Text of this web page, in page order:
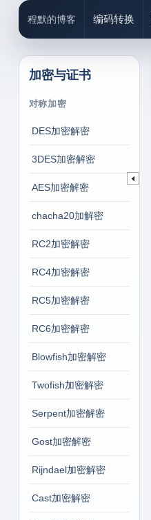
程默的博客 编码转换
加密与证书
对称加密
DES加密解密
3DES加密解密
AES加密解密
chacha20加解密
RC2加密解密
RC4加密解密
RC5加密解密
RC6加密解密
Blowfish加密解密
Twofish加密解密
Serpent加密解密
Gost加密解密
Rijndael加密解密
Cast加密解密